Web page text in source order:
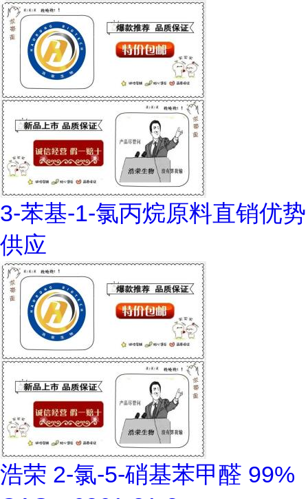
3-苯基-1-氯丙烷原料直销优势
供应
浩荣 2-氯-5-硝基苯甲醛 99%